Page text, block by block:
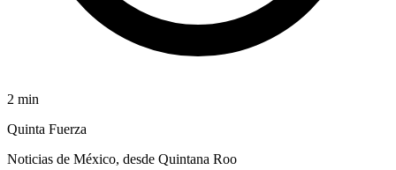
2 min
Quinta Fuerza
Noticias de México, desde Quintana Roo